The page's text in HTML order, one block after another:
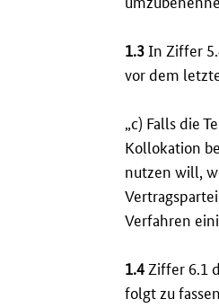
1.3In Ziffer
vor dem
„c) Falls die
Kollokation
nutzen will,
Verfahren
1.4 Ziffer 6.1
folgt zu